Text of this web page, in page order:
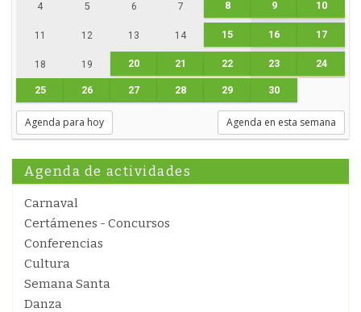
4 5 6 7 8 9 10
11 12 13 14 15 16 17
18 19 20 21 22 23 24
25 26 27 28 29 30
Agenda para hoy Agenda en esta semana
Agenda de actividades
Carnaval
Certámenes - Concursos
Conferencias
Cultura
Semana Santa
Danza